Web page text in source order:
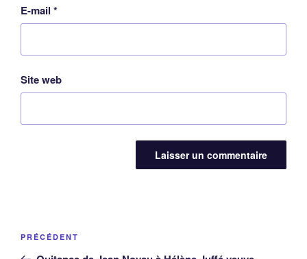
E-mail *
Site web
Navigation
Article
précédent
PRÉCÉDENT